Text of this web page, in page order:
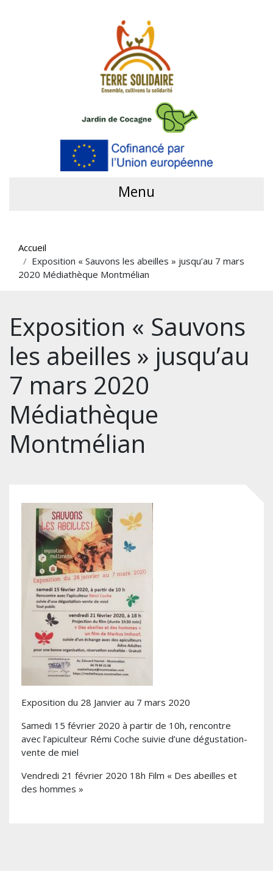
Menu
Accueil
Exposition « Sauvons les abeilles » jusqu’au 7 mars
2020 Médiathèque Montmélian
Exposition « Sauvons
les abeilles » jusqu’au
7 mars 2020
Médiathèque
Montmélian
Exposition du 28 Janvier au 7 mars 2020
Samedi 15 février 2020 à partir de 10h, rencontre
avec l’apiculteur Rémi Coche suivie d’une dégustation-
vente de miel
Vendredi 21 février 2020 18h Film « Des abeilles et
des hommes »